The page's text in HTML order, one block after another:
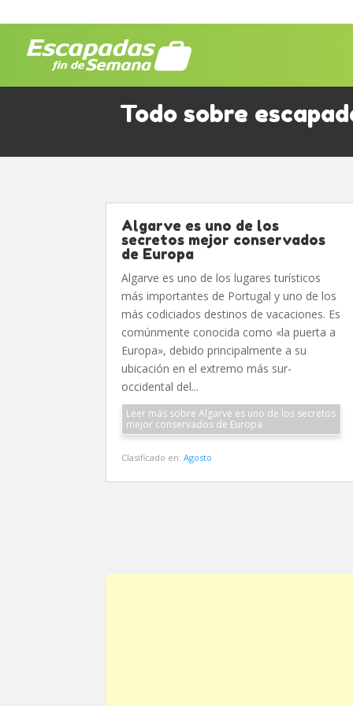
Todo sobre
Algarve es uno de los
secretos mejor conservados
de Europa
Algarve es uno de los lugares turísticos
más importantes de Portugal y uno de los
más codiciados destinos de vacaciones. Es
comúnmente conocida como «la puerta a
Europa», debido principalmente a su
ubicación en el extremo más sur-
occidental del...
Leer más sobre Algarve es uno de los secretos
mejor conservados de Europa
Clasificado en:Agosto